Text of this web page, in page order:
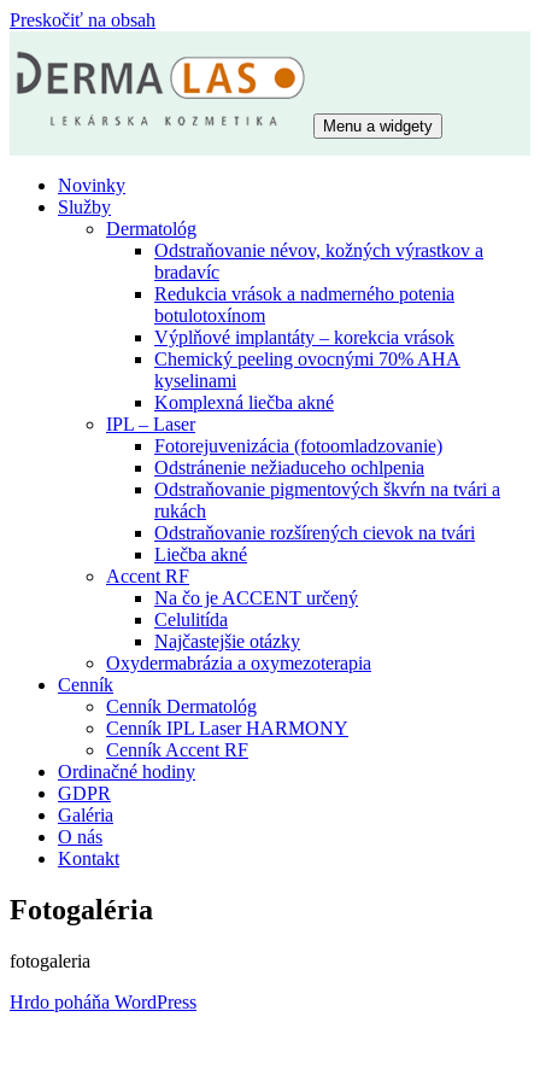
Preskočiť na obsah
Menu a widgety
Novinky
Služby
Dermatológ
Odstraňovanie névov, kožných výrastkov a
bradavíc
Redukcia vrások a nadmerného potenia
botulotoxínom
Výplňové implantáty – korekcia vrások
Chemický peeling ovocnými 70% AHA
kyselinami
Komplexná liečba akné
IPL – Laser
Fotorejuvenizácia (fotoomladzovanie)
Odstránenie nežiaduceho ochlpenia
Odstraňovanie pigmentových škvŕn na tvári a
rukách
Odstraňovanie rozšírených cievok na tvári
Liečba akné
Accent RF
Na čo je ACCENT určený
Celulitída
Najčastejšie otázky
Oxydermabrázia a oxymezoterapia
Cenník
Cenník Dermatológ
Cenník IPL Laser HARMONY
Cenník Accent RF
Ordinačné hodiny
GDPR
Galéria
O nás
Kontakt
Fotogaléria
fotogaleria
Hrdo poháňa WordPress